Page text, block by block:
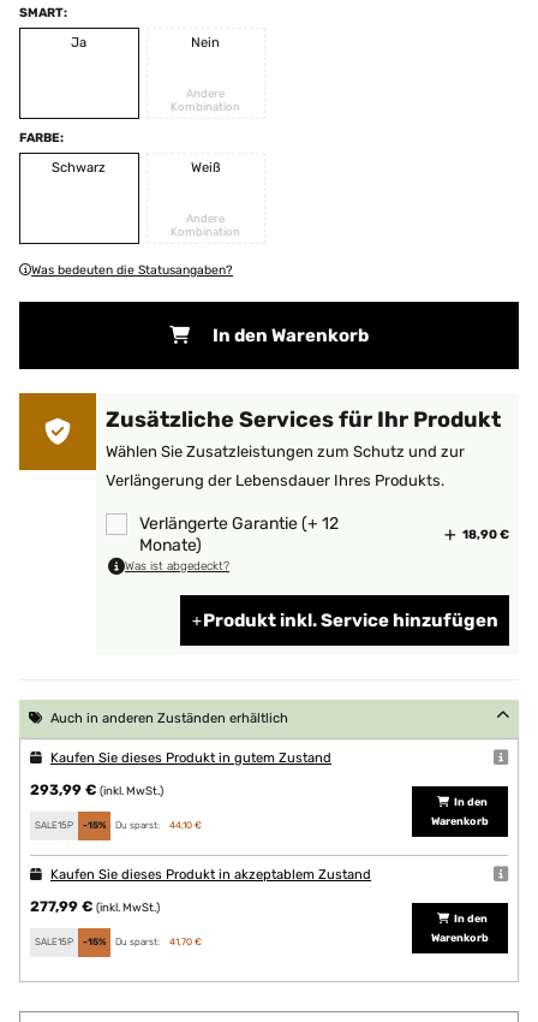
SMART:
Ja
Nein
Andere
Kombination
FARBE:
Schwarz
Weiß
Andere
Kombination
Was bedeuten die Statusangaben?
In den Warenkorb
Zusätzliche Services für Ihr Produkt
Wählen Sie Zusatzleistungen zum Schutz und zur
Verlängerung der Lebensdauer Ihres Produkts.
Verlängerte Garantie (+ 12
Monate)
18,90 €
Was ist abgedeckt?
Produkt inkl. Service hinzufügen
Auch in anderen Zuständen erhältlich
Kaufen Sie dieses Produkt in gutem Zustand
293,99 € (inkl. MwSt.)
SALE15P -15% Du sparst: 44,10 €
In den
Warenkorb
Kaufen Sie dieses Produkt in akzeptablem Zustand
277,99 € (inkl. MwSt.)
SALE15P -15% Du sparst: 41,70 €
In den
Warenkorb